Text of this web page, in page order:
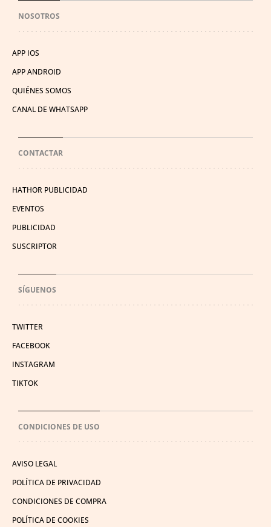
NOSOTROS
APP IOS
APP ANDROID
QUIÉNES SOMOS
CANAL DE WHATSAPP
CONTACTAR
HATHOR PUBLICIDAD
EVENTOS
PUBLICIDAD
SUSCRIPTOR
SÍGUENOS
TWITTER
FACEBOOK
INSTAGRAM
TIKTOK
CONDICIONES DE USO
AVISO LEGAL
POLÍTICA DE PRIVACIDAD
CONDICIONES DE COMPRA
POLÍTICA DE COOKIES